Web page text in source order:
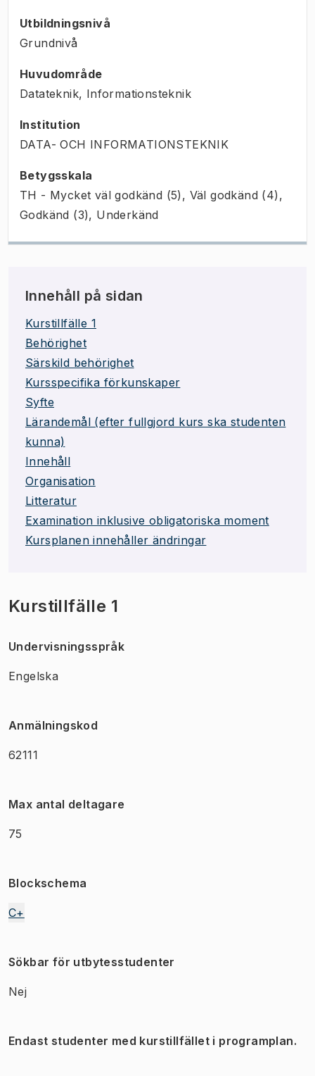
Utbildningsnivå
Grundnivå
Huvudområde
Datateknik, Informationsteknik
Institution
DATA- OCH INFORMATIONSTEKNIK
Betygsskala
TH - Mycket väl godkänd (5), Väl godkänd (4),
Godkänd (3), Underkänd
Innehåll på sidan
Kurstillfälle 1
Behörighet
Särskild behörighet
Kursspecifika förkunskaper
Syfte
Lärandemål (efter fullgjord kurs ska studenten
kunna)
Innehåll
Organisation
Litteratur
Examination inklusive obligatoriska moment
Kursplanen innehåller ändringar
Kurstillfälle 1
Undervisningsspråk
Engelska
Anmälningskod
62111
Max antal deltagare
75
Blockschema
C+
Sökbar för utbytesstudenter
Nej
Endast studenter med kurstillfället i programplan.